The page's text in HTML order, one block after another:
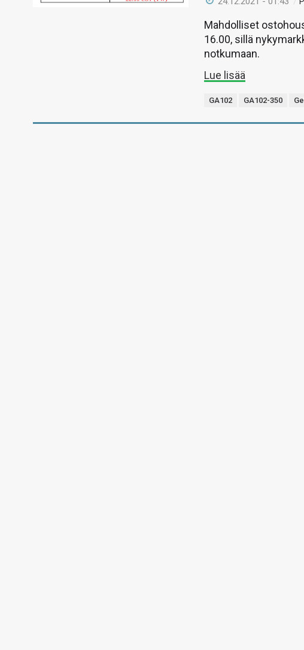
Mahdolliset
16.00, sillä
notkumaan.
Lue lisää
GA102 GA102-350